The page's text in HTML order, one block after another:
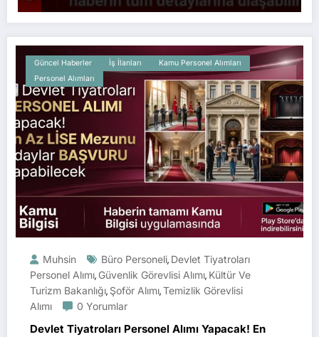
Güncel Haberler İş İlanları
Kamu Personel Alımları
Personel Alımları
Muhsin Büro Personeli, Devlet Tiyatroları
Personel Alımı, Güvenlik Görevlisi Alımı, Kültür Ve
Turizm Bakanlığı, Şoför Alımı,Temizlik Görevlisi
Alımı
0 Yorumlar
Devlet Tiyatroları Personel Alımı Yapacak! En